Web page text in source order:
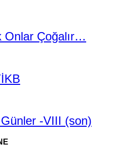
Onlar Çoğalır…
Günler -VIII (son)